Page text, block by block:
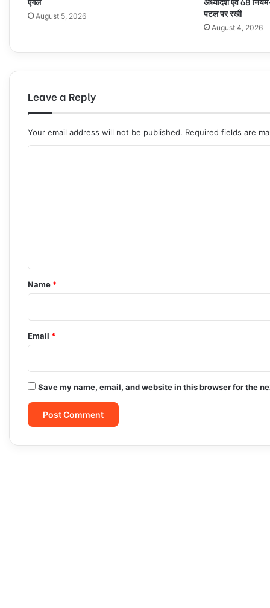
August 5, 2026
पटल पर रखी
August 4, 2026
Leave a Reply
Your email address will not be published. Required fields are
*
Name *
Email *
Save my name, email, and website in this browser for the